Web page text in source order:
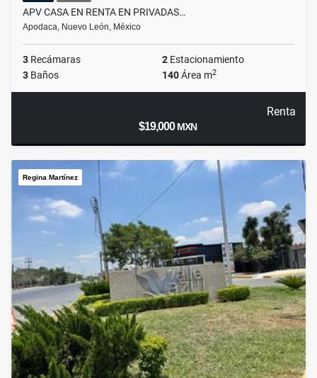
APV CASA EN RENTA EN PRIVADAS…
Apodaca, Nuevo León, México
3 Recámaras 2 Estacionamiento
3 Baños 140Área m2
Renta
$19,000MXN
Regina Martínez